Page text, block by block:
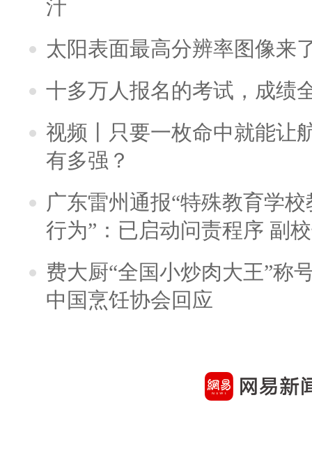
汁
太阳表面最高分辨率图像来
十多万人报名的考试，成绩
视频丨只要一枚命中就能让
有多强？
广东雷州通报“特殊教育学
行为”：已启动问责程序 副
费大厨“全国小炒肉大王”称
中国烹饪协会回应